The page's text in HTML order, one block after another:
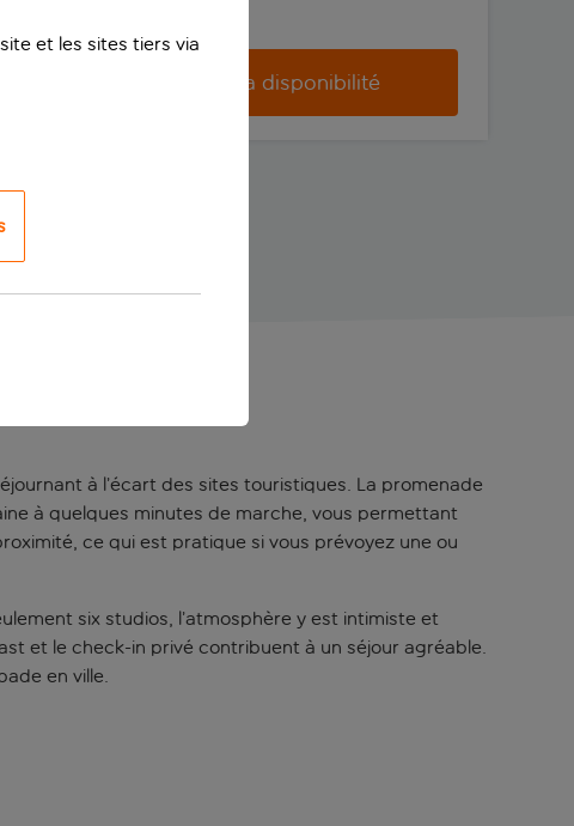
Vérifier la disponibilité
à l’écart des sites touristiques. La promenade
à quelques minutes de marche, vous permettant
ce qui est pratique si vous prévoyez une ou
six studios, l’atmosphère y est intimiste et
et le check-in privé contribuent à un séjour agréable.
en ville.
et les sites tiers via